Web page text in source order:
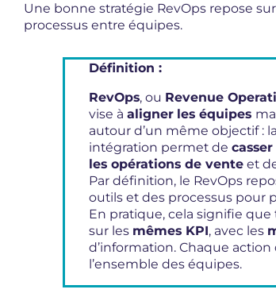
Une bonne stratégie RevOps repose
processus entre équipes.
Définition :
RevOps, ou Revenue
vise àaligner les équipes
autour d’un même objectif :
intégration permet de
les opérations de vente et
Par définition, le RevOps
outils et des processus pour
En pratique, cela signifie
sur les mêmes KPI, avec les
d’information. Chaque
l’ensemble des équipes.